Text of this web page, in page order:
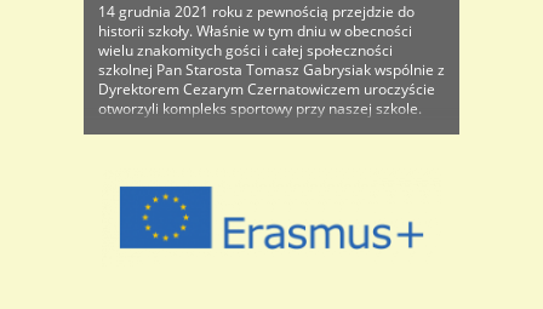
14 grudnia 2021 roku z pewnością przejdzie do
historii szkoły. Właśnie w tym dniu w obecności
wielu znakomitych gości i całej społeczności
szkolnej Pan Starosta Tomasz Gabrysiak wspólnie z
Dyrektorem Cezarym Czernatowiczem uroczyście
otworzyli kompleks sportowy przy naszej szkole.